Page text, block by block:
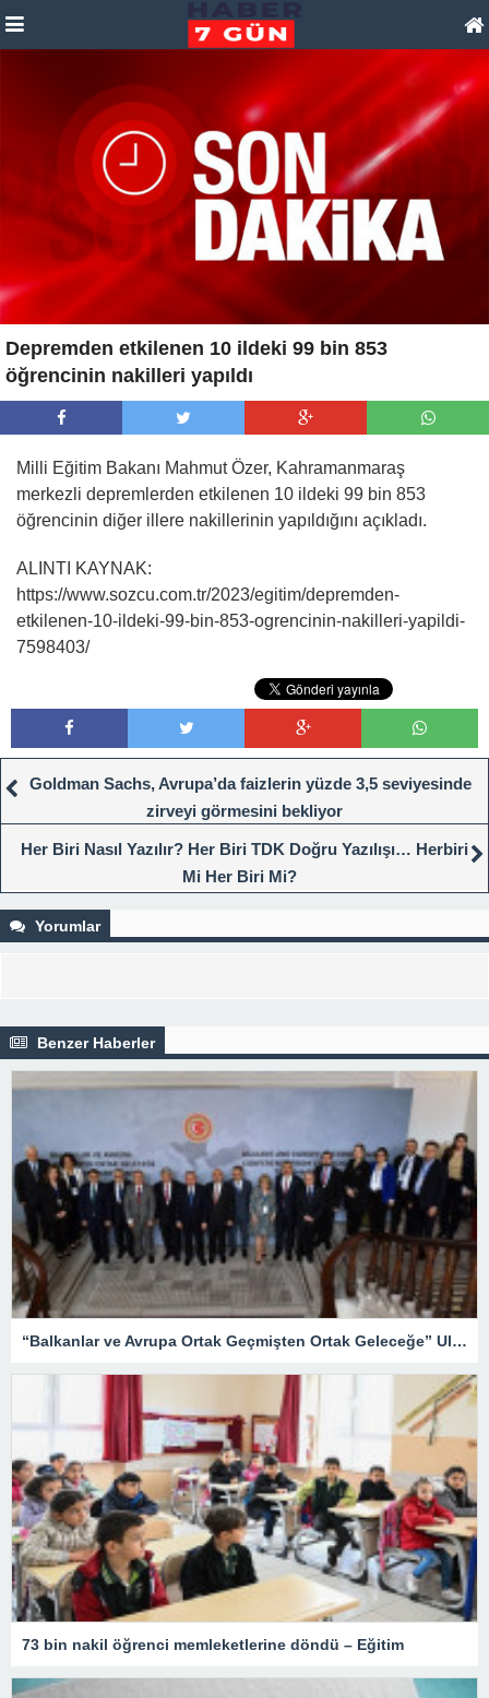
Depremden etkilenen 10 ildeki 99 bin 853
öğrencinin nakilleri yapıldı
Milli Eğitim Bakanı Mahmut Özer, Kahramanmaraş
merkezli depremlerden etkilenen 10 ildeki 99 bin 853
öğrencinin diğer illere nakillerinin yapıldığını açıkladı.
ALINTI KAYNAK:
https://www.sozcu.com.tr/2023/egitim/depremden-
etkilenen-10-ildeki-99-bin-853-ogrencinin-nakilleri-yapildi-
7598403/
Goldman Sachs, Avrupa’da faizlerin yüzde 3,5 seviyesinde
zirveyi görmesini bekliyor
Her Biri Nasıl Yazılır? Her Biri TDK Doğru Yazılışı… Herbiri
Mi Her Biri Mi?
Yorumlar
Benzer Haberler
“Balkanlar ve Avrupa Ortak Geçmişten Ortak Geleceğe” Uluslararası Konferansı düzenledi
73 bin nakil öğrenci memleketlerine döndü – Eğitim